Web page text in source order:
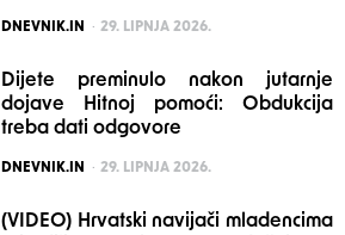
POSTED
DNEVNIK.IN 29. LIPNJA 2026.
Dijete preminulo nakon jutarnje
dojave Hitnoj pomoći: Obdukcija
treba dati odgovore
POSTED
DNEVNIK.IN 29. LIPNJA 2026.
(VIDEO) Hrvatski navijači mladencima